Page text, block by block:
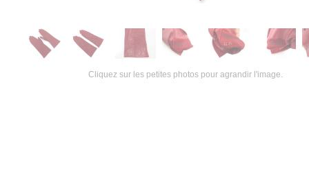
Cliquez sur les petites photos pour agrandir l'image.